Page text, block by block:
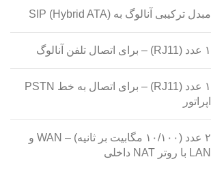
مبدل ترکیبی آنالوگ به SIP (Hybrid ATA)
۱ عدد (RJ11) – برای اتصال تلفن آنالوگ
۱ عدد (RJ11) – برای اتصال به خط PSTN
اپراتور
۲ عدد (۱۰/۱۰۰ مگابیت بر ثانیه) – WAN و
LAN با روتر NAT داخلی